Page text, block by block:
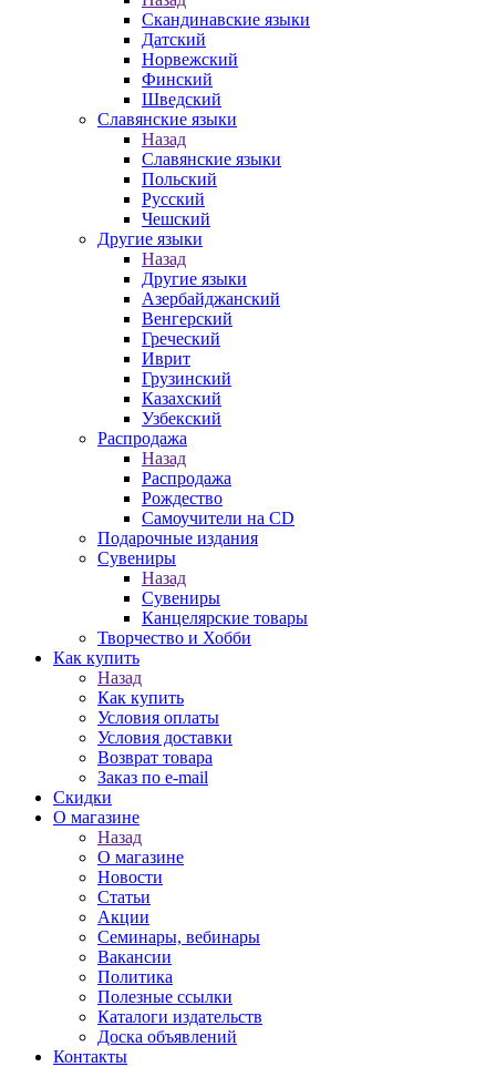
Скандинавские языки
Датский
Норвежский
Финский
Шведский
Славянские языки
Назад
Славянские языки
Польский
Русский
Чешский
Другие языки
Назад
Другие языки
Азербайджанский
Венгерский
Греческий
Иврит
Грузинский
Казахский
Узбекский
Распродажа
Назад
Распродажа
Рождество
Самоучители на CD
Подарочные издания
Сувениры
Назад
Сувениры
Канцелярские товары
Творчество и Хобби
Как купить
Назад
Как купить
Условия оплаты
Условия доставки
Возврат товара
Заказ по e-mail
Скидки
О магазине
Назад
О магазине
Новости
Статьи
Акции
Семинары, вебинары
Вакансии
Политика
Полезные ссылки
Каталоги издательств
Доска объявлений
Контакты